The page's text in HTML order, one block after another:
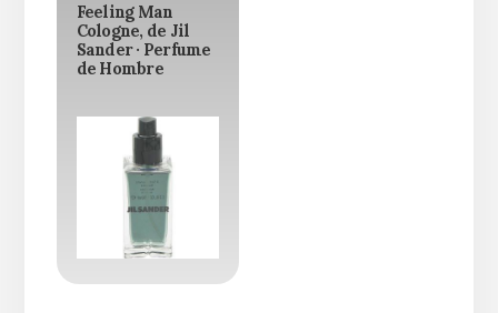
Feeling Man
Cologne, de Jil
Sander · Perfume
de Hombre